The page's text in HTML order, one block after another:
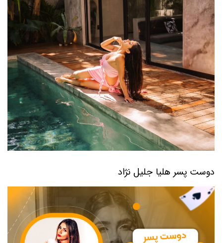
دوست پسر هلیا جلیل نژاد